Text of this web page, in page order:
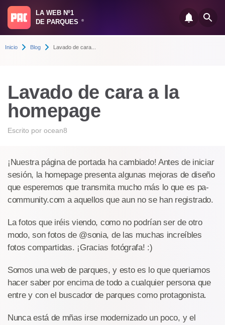
LA WEB Nº1
DE PARQUES
®
Inicio Blog Lavado de cara...
Lavado de cara a la
homepage
Escrito por ocean8
¡Nuestra página de portada ha cambiado! Antes de iniciar
sesión, la homepage presenta algunas mejoras de diseño
que esperemos que transmita mucho más lo que es pa-
community.com a aquellos que aun no se han registrado.
La fotos que iréis viendo, como no podrían ser de otro
modo, son fotos de @sonia, de las muchas increíbles
fotos compartidas. ¡Gracias fotógrafa! :)
Somos una web de parques, y esto es lo que queriamos
hacer saber por encima de todo a cualquier persona que
entre y con el buscador de parques como protagonista.
Nunca está de mñas irse modernizado un poco, y el